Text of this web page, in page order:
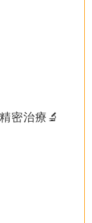
密治療🔬